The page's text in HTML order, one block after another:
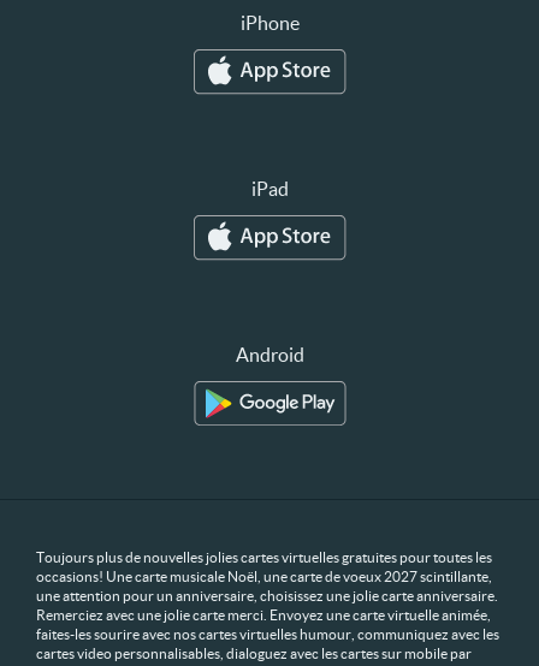
iPhone
iPad
Android
Toujours plus de nouvelles jolies cartes virtuelles gratuites pour toutes les
occasions! Une carte musicale Noël, une carte de voeux 2027 scintillante,
une attention pour un anniversaire, choisissez une jolie carte anniversaire.
Remerciez avec une jolie carte merci. Envoyez une carte virtuelle animée,
faites-les sourire avec nos cartes virtuelles humour, communiquez avec les
cartes video personnalisables, dialoguez avec les cartes sur mobile par